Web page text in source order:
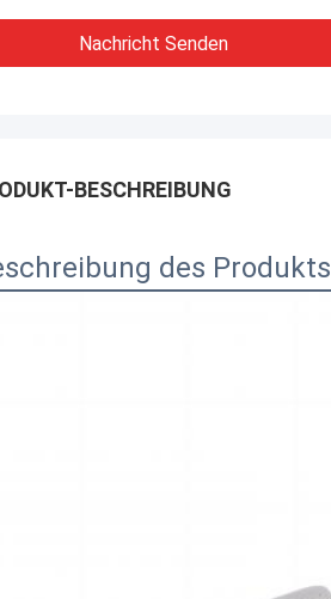
Nachricht Senden
BESCHREIBUNG
des Produkts